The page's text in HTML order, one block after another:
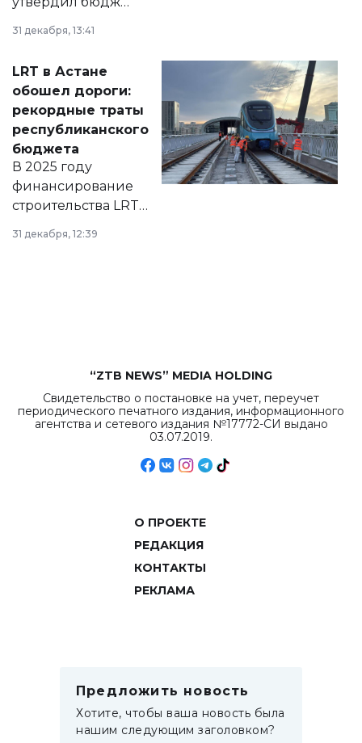
города на 2026–
2028 годы.
документ
появился в базе
нормативных
правовых актов и
на сайте маслихат
города.
31 декабря, 13:41
LRT в Астане
обошел дороги:
рекордные траты
республиканского
бюджета
В 2025 году
финансирование
строительства LRT
в Астане из
республиканского
31 декабря, 12:39
“ZTB NEWS” MEDIA HOLDING
Свидетельство о постановке на учет, переучет
периодического печатного издания, информационного
агентства и сетевого издания №17772-СИ выдано
03.07.2019.
О ПРОЕКТЕ
РЕДАКЦИЯ
КОНТАКТЫ
РЕКЛАМА
Предложить новость
Хотите, чтобы ваша новость была
нашим следующим заголовком?